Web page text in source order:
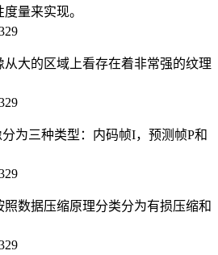
量来实现。
从大的区域上看存在着非常强的纹理
分为三种类型：内码帧I，预测帧P和
照数据压缩原理分类分为有损压缩和